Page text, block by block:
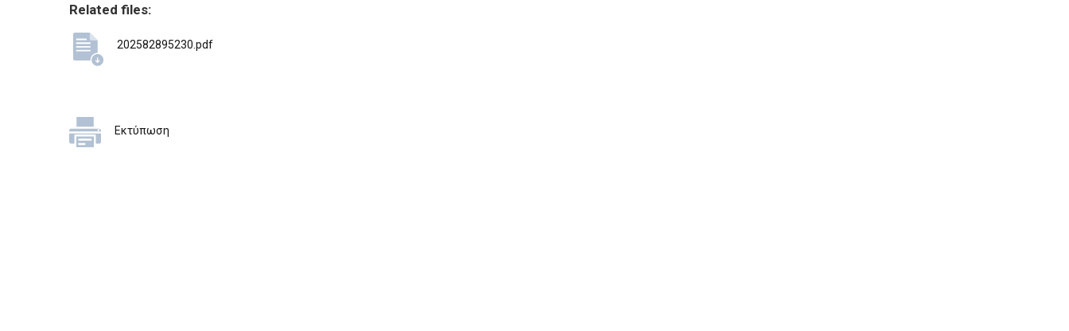
Related files:
202582895230.pdf
Εκτύπωση